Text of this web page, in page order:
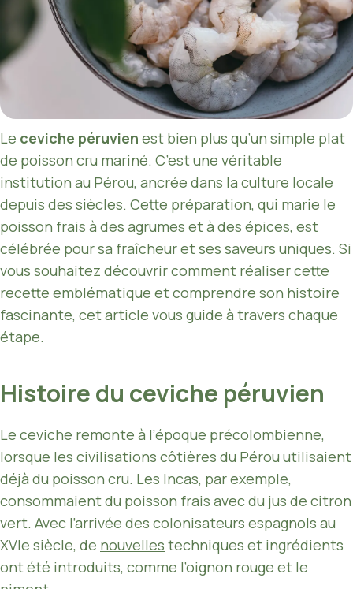
Le ceviche péruvien est bien plus qu’un simple plat
de poisson cru mariné. C’est une véritable
institution au Pérou, ancrée dans la culture locale
depuis des siècles. Cette préparation, qui marie le
poisson frais à des agrumes et à des épices, est
célébrée pour sa fraîcheur et ses saveurs uniques. Si
vous souhaitez découvrir comment réaliser cette
recette emblématique et comprendre son histoire
fascinante, cet article vous guide à travers chaque
étape.
Histoire du ceviche péruvien
Le ceviche remonte à l’époque précolombienne,
lorsque les civilisations côtières du Pérou utilisaient
déjà du poisson cru. Les Incas, par exemple,
consommaient du poisson frais avec du jus de citron
vert. Avec l’arrivée des colonisateurs espagnols au
XVIe siècle, de nouvelles techniques et ingrédients
ont été introduits, comme l’oignon rouge et le